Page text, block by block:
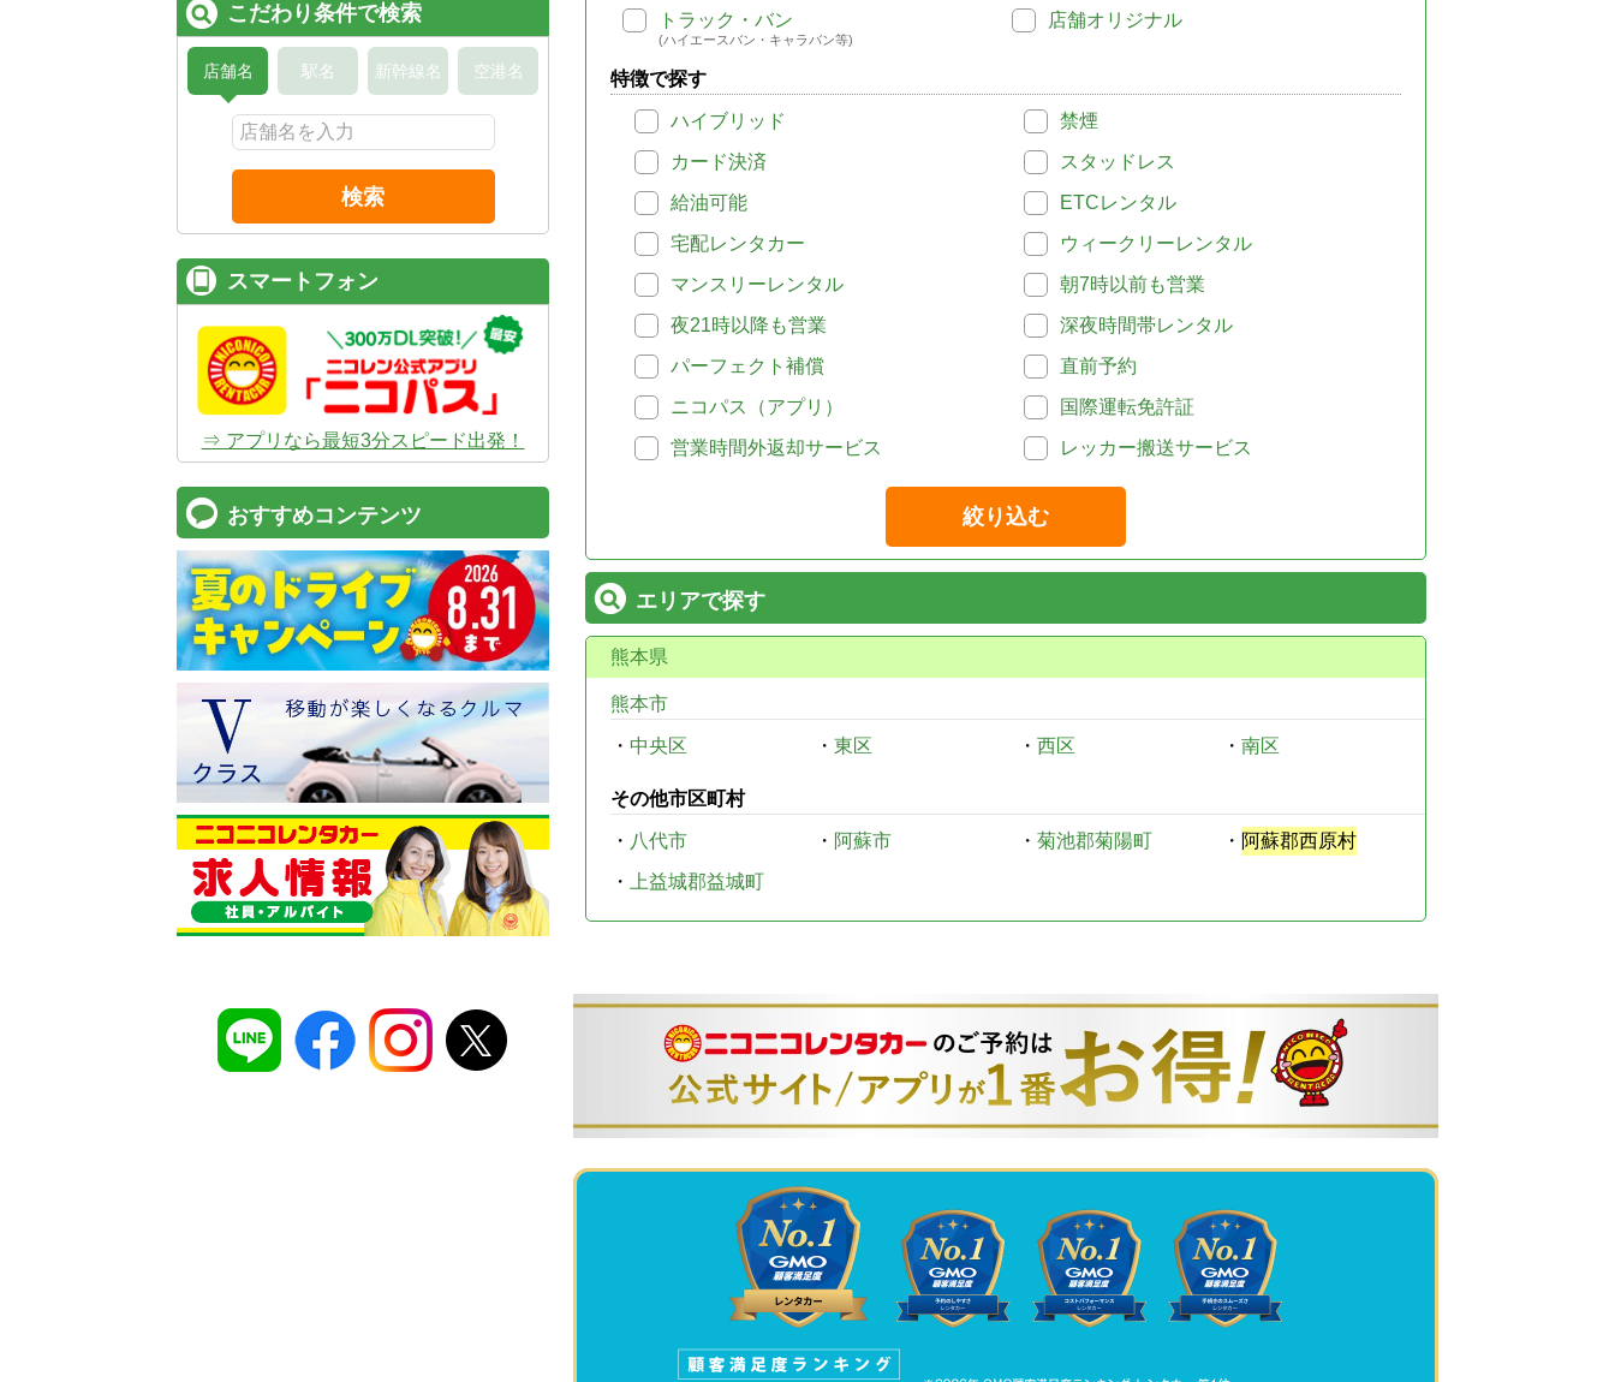
トラック・バン
(ハイエースバン・キャラバン等)
店舗オリジナル
特徴で探す
ハイブリッド
禁煙
カード決済
スタッドレス
給油可能
ETCレンタル
宅配レンタカー
ウィークリーレンタル
マンスリーレンタル
朝7時以前も営業
夜21時以降も営業
深夜時間帯レンタル
パーフェクト補償
直前予約
ニコパス（アプリ）
国際運転免許証
営業時間外返却サービス
レッカー搬送サービス
絞り込む
エリアで探す
熊本県
熊本市
・ 中央区 ・ 東区 ・ 西区 ・ 南区
その他市区町村
・ 八代市 ・ 阿蘇市 ・ 菊池郡菊陽町 ・ 阿蘇郡西原村
・
上益城郡益城町
こだわり条件で検索
店舗名 駅名 新幹線名 空港名
検索
スマートフォン
⇒ アプリなら最短3分スピード出発！
おすすめコンテンツ